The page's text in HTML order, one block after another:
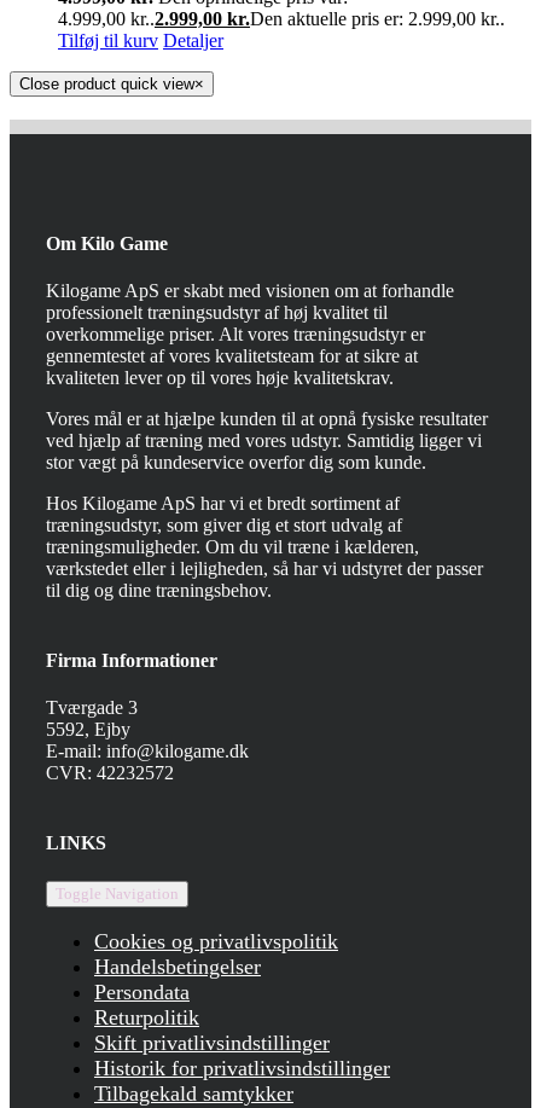
4.999,00 kr..2.999,00 kr.Den aktuelle pris er: 2.999,00 kr..
Tilføj til kurv Detaljer
Close product quick view×
Om Kilo Game
Kilogame ApS er skabt med visionen om at forhandle
professionelt træningsudstyr af høj kvalitet til
overkommelige priser. Alt vores træningsudstyr er
gennemtestet af vores kvalitetsteam for at sikre at
kvaliteten lever op til vores høje kvalitetskrav.
Vores mål er at hjælpe kunden til at opnå fysiske resultater
ved hjælp af træning med vores udstyr. Samtidig ligger vi
stor vægt på kundeservice overfor dig som kunde.
Hos Kilogame ApS har vi et bredt sortiment af
træningsudstyr, som giver dig et stort udvalg af
træningsmuligheder. Om du vil træne i kælderen,
værkstedet eller i lejligheden, så har vi udstyret der passer
til dig og dine træningsbehov.
Firma Informationer
Tværgade 3
5592, Ejby
E-mail: info@kilogame.dk
CVR: 42232572
LINKS
Toggle Navigation
Cookies og privatlivspolitik
Handelsbetingelser
Persondata
Returpolitik
Skift privatlivsindstillinger
Historik for privatlivsindstillinger
Tilbagekald samtykker